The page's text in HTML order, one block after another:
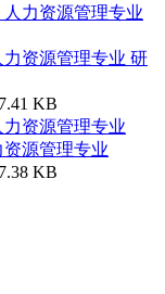
资源管理专业 研
KB
源管理专业
KB